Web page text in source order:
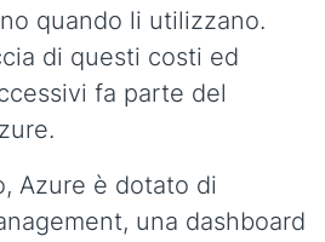
quando li utilizzano.
di questi costi ed
fa parte del
Azure è dotato di
una dashboard